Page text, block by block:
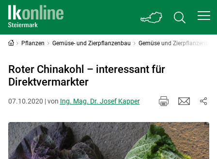
Pflanzen Gemüse- und Zierpflanzenbau Gemüse und
Roter Chinakohl – interessant für
Direktvermarkter
07.10.2020 | von Ing. Mag. Dr. Josef Kapper